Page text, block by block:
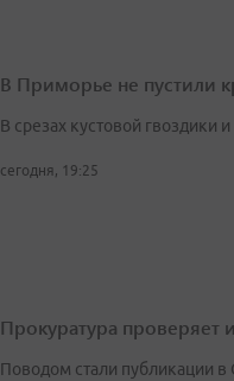
В Приморье не пустили
В срезах кустовой гвоздики
сегодня, 19:25
Прокуратура
Поводом стали публикации